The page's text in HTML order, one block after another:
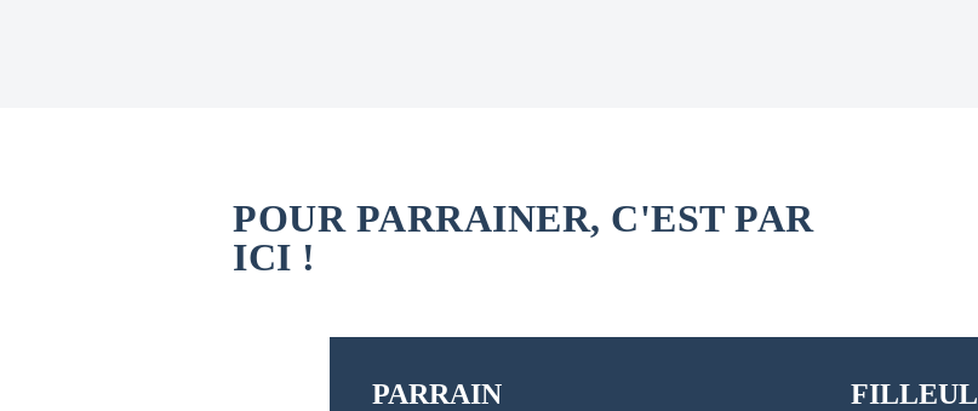
POUR PARRAINER, C'EST PAR
ICI !
PARRAIN FILLEUL